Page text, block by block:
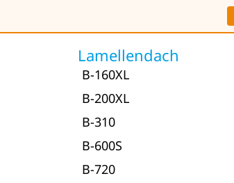
Lamellendach
B-160XL
B-200XL
B-310
B-600S
B-720